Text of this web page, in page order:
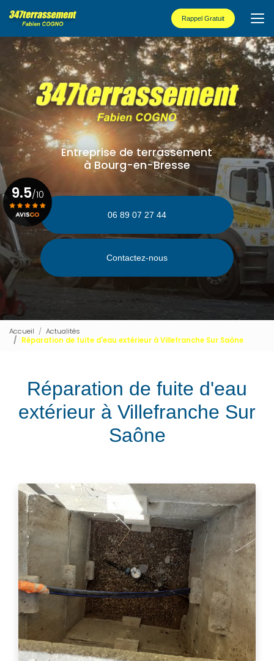
au
contenu
principal
Rappel Gratuit
Entreprise de terrassement
à Bourg-en-Bresse
06 89 07 27 44
Contactez-nous
9.5/10
Voir le certificat
Accueil
Actualités
Réparation de fuite d'eau extérieur à Villefranche Sur Saône
Réparation de fuite d'eau
extérieur à Villefranche Sur
Saône